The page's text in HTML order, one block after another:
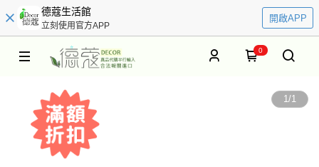
德蔻生活館
立刻使用官方APP
開啟APP
0
1/1